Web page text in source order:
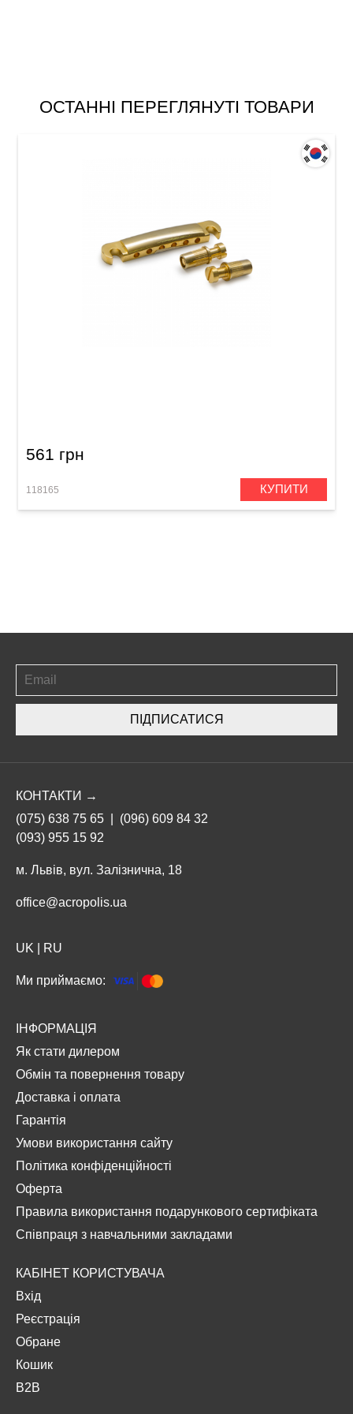
ОСТАННІ ПЕРЕГЛЯНУТІ ТОВАРИ
561 грн
118165 КУПИТИ
ПІДПИСАТИСЯ
КОНТАКТИ →
(075) 638 75 65
(096) 609 84 32
(093) 955 15 92
м. Львів, вул. Залізнична, 18
office@acropolis.ua
UK RU
Ми приймаємо:
ІНФОРМАЦІЯ
Як стати дилером
Обмін та повернення товару
Доставка і оплата
Гарантія
Умови використання сайту
Політика конфіденційності
Оферта
Правила використання подарункового сертифіката
Співпраця з навчальними закладами
КАБІНЕТ КОРИСТУВАЧА
Вхід
Реєстрація
Обране
Кошик
B2B